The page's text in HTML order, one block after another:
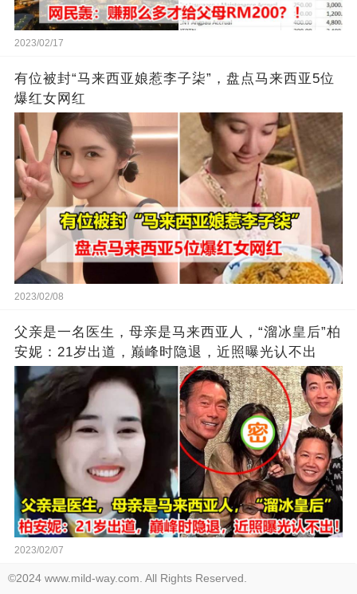
2023/02/17
有位被封“马来西亚娘惹李子柒”，盘点马来西亚5位
爆红女网红
2023/02/08
父亲是一名医生，母亲是马来西亚人，“溜冰皇后”柏
安妮：21岁出道，巅峰时隐退，近照曝光认不出
2023/02/07
©2024 www.mild-way.com. All Rights Reserved.